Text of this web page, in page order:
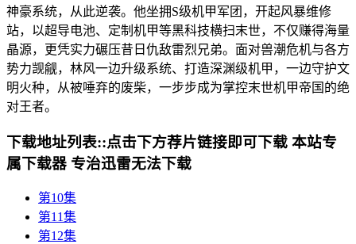
神豪系统，从此逆袭。他坐拥S级机甲军团，开起风暴维修
站，以超导电池、定制机甲等黑科技横扫末世，不仅赚得海量
晶源，更凭实力碾压昔日仇敌雷烈兄弟。面对兽潮危机与各方
势力觊觎，林风一边升级系统、打造深渊级机甲，一边守护文
明火种，从被唾弃的废柴，一步步成为掌控末世机甲帝国的绝
对王者。
下载地址列表::点击下方荐片链接即可下载 本站专
属下载器 专治迅雷无法下载
第10集
第11集
第12集